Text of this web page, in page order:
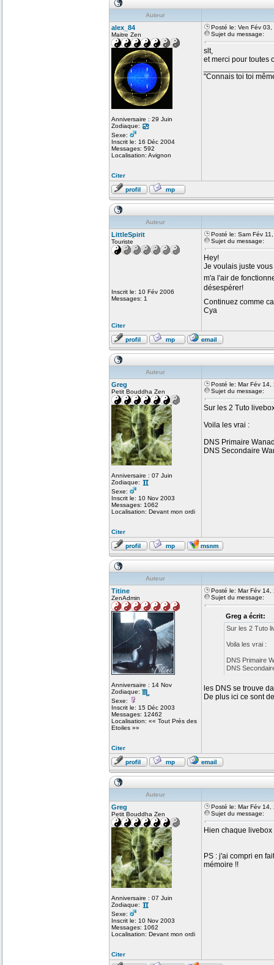
Auteur
alex_84
Maitre Zen
Anniversaire : 29 Juin
Zodiaque:
Sexe:
Inscrit le: 16 Déc 2004
Messages: 592
Localisation: Avignon
Citer
Posté le: Ven Fév
Sujet du message:
slt,
et merci pour toutes
"Connais toi toi
Auteur
LittleSpirit
Touriste
Inscrit le: 10 Fév 2006
Messages: 1
Citer
Posté le: Sam Fév
Sujet du message:
Hey!
Je voulais juste
m'a l'air de
désespérer!
Continuez comme
Cya
Auteur
Greg
Petit Bouddha Zen
Anniversaire : 07 Juin
Zodiaque:
Sexe:
Inscrit le: 10 Nov 2003
Messages: 1062
Localisation: Devant mon ordi
Citer
Posté le: Mar Fév 14,
Sujet du message:
Sur les 2 Tuto
Voila les vrai :
DNS Primaire
DNS Secondaire
Auteur
Titine
ZenAdmin
Anniversaire : 14 Nov
Zodiaque:
Sexe:
Inscrit le: 15 Déc 2003
Messages: 12462
Localisation: «« Tout Près des
Etoiles »»
Citer
Posté le: Mar Fév 14,
Sujet du message:
Greg a écrit:
Sur les 2 Tuto
Voila les vrai :
DNS Primaire
DNS
les DNS se trouve
De plus ici ce sont
Auteur
Greg
Petit Bouddha Zen
Anniversaire : 07 Juin
Zodiaque:
Sexe:
Inscrit le: 10 Nov 2003
Messages: 1062
Localisation: Devant mon ordi
Citer
Posté le: Mar Fév 14,
Sujet du message:
Hien chaque
PS : j'ai compri en
mémoire !!